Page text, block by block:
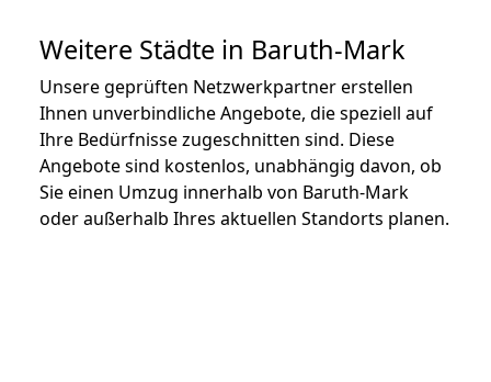
Weitere Städte in Baruth-Mark
Unsere geprüften Netzwerkpartner erstellen
Ihnen unverbindliche Angebote, die speziell auf
Ihre Bedürfnisse zugeschnitten sind. Diese
Angebote sind kostenlos, unabhängig davon, ob
Sie einen Umzug innerhalb von Baruth-Mark
oder außerhalb Ihres aktuellen Standorts planen.